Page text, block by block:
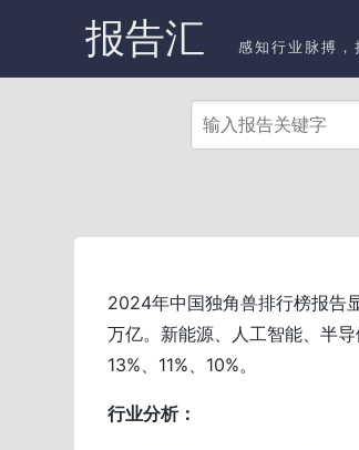
报告汇 感知行业脉搏，
2024年中国独角兽排行榜报告
万亿。新能源、人工智能、半
13%、11%、10%。
行业分析：